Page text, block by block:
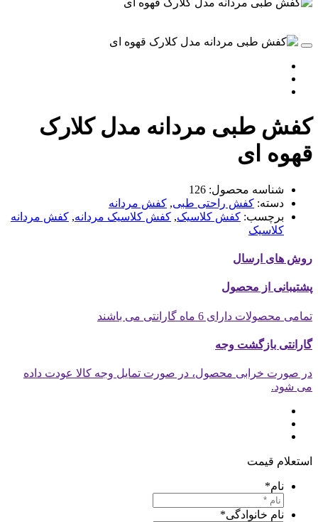
طبی مردانه مدل کلارک
ای
شناسه محصول: 126
دسته:کفش راحتی طبی, کفش مردانه
برچسب:کفش کلاسیک,کفش کلاسیک مردانه ,کفش مردانه
کلاسیک
های ارسال
از محصول
محصولات دارای 6 ماه گارانتی می باشند
بازگشت وجه
صورت خرابی محصول، در صورت تمایل وجه کالا عودت داده
شود.
قیمت
نام*
نام خانوادگی*